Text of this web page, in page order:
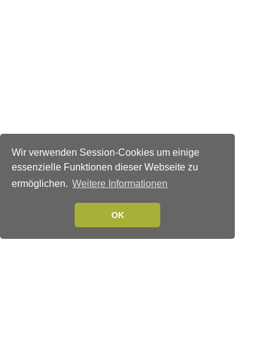
Wir verwenden Session-Cookies um einige
essenzielle Funktionen dieser Webseite zu
ermöglichen. Weitere Informationen
OK